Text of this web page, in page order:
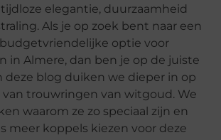
elegantie, duurzaamheid
Als je op zoek bent naar een
optie voor
in Almere, dan ben je op de juiste
deze blog duiken we dieper in op
trouwringen van witgoud. We
waarom ze zo speciaal zijn en
meer koppels kiezen voor deze